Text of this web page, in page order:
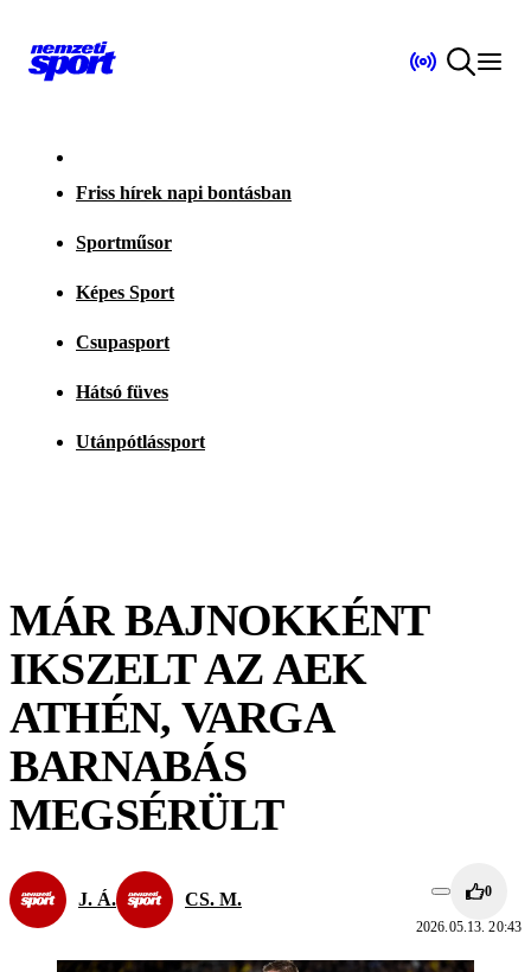
Friss hírek napi bontásban
Sportműsor
Képes Sport
Csupasport
Hátsó füves
Utánpótlássport
MÁR BAJNOKKÉNT
IKSZELT AZ AEK
ATHÉN, VARGA
BARNABÁS
MEGSÉRÜLT
J. Á. CS. M. 0
2026.05.13. 20:43